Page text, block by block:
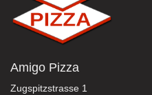
Amigo Pizza
Zugspitzstrasse 1